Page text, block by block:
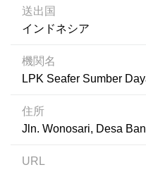
送出国
インドネシア
機関名
LPK Seafer Sumber
住所
Jln. Wonosari, Desa
URL